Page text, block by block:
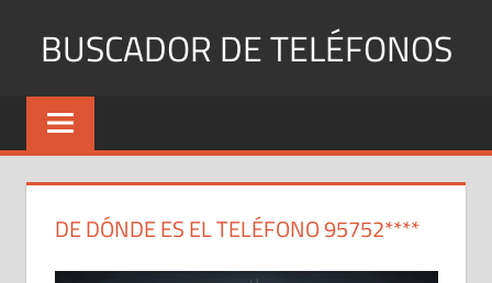
BUSCADOR DE TELÉFONOS
Identifica
Números
y
DE DÓNDE ES EL TELÉFONO 95752****